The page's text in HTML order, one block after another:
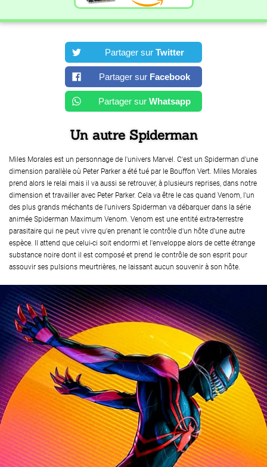
Partager sur Twitter
Partager sur Facebook
Partager sur Whatsapp
Un autre Spiderman
Miles Morales est un personnage de l'univers Marvel. C'est un Spiderman d'une
dimension parallèle où Peter Parker a été tué par le Bouffon Vert. Miles Morales
prend alors le relai mais il va aussi se retrouver, à plusieurs reprises, dans notre
dimension et travailler avec Peter Parker. Cela va être le cas quand Venom, l'un
des plus grands méchants de l'univers Spiderman va débarquer dans la série
animée Spiderman Maximum Venom. Venom est une entité extra-terrestre
parasitaire qui ne peut vivre qu'en prenant le contrôle d'un hôte d'une autre
espèce. Il attend que celui-ci soit endormi et l'enveloppe alors de cette étrange
substance noire dont il est composé et prend le contrôle de son esprit pour
assouvir ses pulsions meurtrières, ne laissant aucun souvenir à son hôte.